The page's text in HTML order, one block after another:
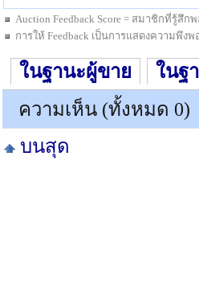
Auction Feedback Score = สมาชิกที่รู้
การให้ Feedback เป็นการแสดงความพึ
ในฐานะผู้ขาย ในฐ
ความเห็น (ทั้งหมด 0)
บนสุด